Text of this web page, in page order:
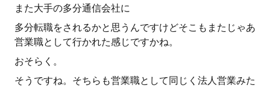
また大手の多分通信会社に
多分転職をされるかと思うんですけどそこもまたじゃあ
営業職として行かれた感じですかね。
おそらく。
そうですね。そちらも営業職として同じく法人営業みた